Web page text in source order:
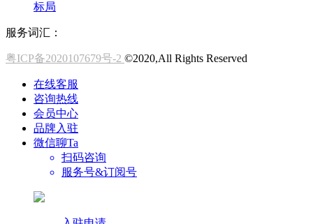
标局
服务词汇：
粤ICP备2020107679号-2 ©2020,All Rights Reserved
在线客服
咨询热线
会员中心
品牌入驻
微信聊Ta
扫码咨询
服务号&订阅号